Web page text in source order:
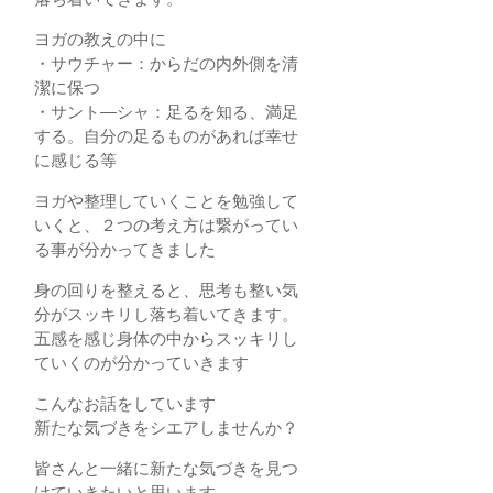
ヨガの教えの中に
・サウチャー：からだの内外側を清
潔に保つ
・サント―シャ：足るを知る、満足
する。自分の足るものがあれば幸せ
に感じる等
ヨガや整理していくことを勉強して
いくと、２つの考え方は繋がってい
る事が分かってきました
身の回りを整えると、思考も整い気
分がスッキリし落ち着いてきます。
五感を感じ身体の中からスッキリし
ていくのが分かっていきます
こんなお話をしています
新たな気づきをシエアしませんか？
皆さんと一緒に新たな気づきを見つ